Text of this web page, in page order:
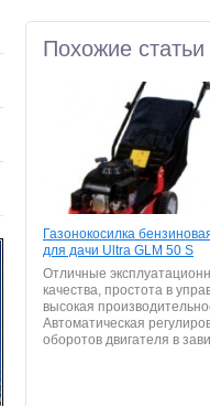
Похожие статьи
Газонокосилка
для дачи Ultra GLM 50 S
Отличные
качества, простота в
высокая
Автоматическая
оборотов двигателя в